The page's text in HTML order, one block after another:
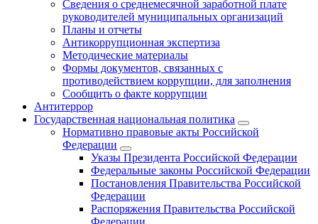
Сведения о среднемесячной заработной плате
руководителей муниципальных организаций
Планы и отчеты
Антикоррупционная экспертиза
Методические материалы
Формы документов, связанных с
противодействием коррупции, для заполнения
Сообщить о факте коррупции
Антитеррор
Государственная национальная политика
Нормативно правовые акты Российской
Федерации
Указы Президента Российской Федерации
Федеральные законы Российской Федерации
Постановления Правительства Российской
Федерации
Распоряжения Правительства Российской